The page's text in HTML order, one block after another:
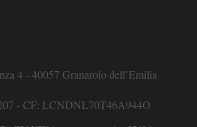
4 - 40057 Granarolo dell’Emilia
- CF: LCNDNL70T46A944O